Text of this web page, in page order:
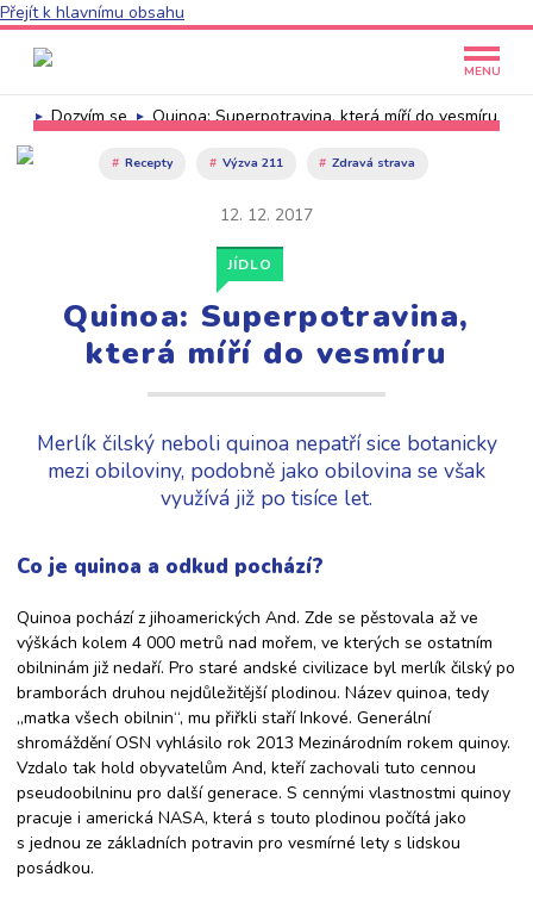
Přejít k hlavnímu obsahu
MENU
Dozvím se Quinoa: Superpotravina, která míří do vesmíru
Recepty Výzva 211 Zdravá strava
12. 12. 2017
JÍDLO
Quinoa: Superpotravina,
která míří do vesmíru
Merlík čilský neboli quinoa nepatří sice botanicky
mezi obiloviny, podobně jako obilovina se však
využívá již po tisíce let.
Co je quinoa a odkud pochází?
Quinoa pochází z jihoamerických And. Zde se pěstovala až ve
výškách kolem 4 000 metrů nad mořem, ve kterých se ostatním
obilninám již nedaří. Pro staré andské civilizace byl merlík čilský po
bramborách druhou nejdůležitější plodinou. Název quinoa, tedy
„matka všech obilnin“, mu přiřkli staří Inkové. Generální
shromáždění OSN vyhlásilo rok 2013 Mezinárodním rokem quinoy.
Vzdalo tak hold obyvatelům And, kteří zachovali tuto cennou
pseudoobilninu pro další generace. S cennými vlastnostmi quinoy
pracuje i americká NASA, která s touto plodinou počítá jako
s jednou ze základních potravin pro vesmírné lety s lidskou
posádkou.